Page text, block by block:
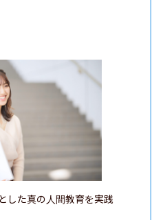
した真の人間教育を実践